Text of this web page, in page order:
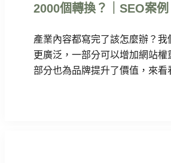
2000個轉換？｜SEO案
產業內容都寫完了該怎麼辦？我
更廣泛，一部分可以增加網站
部分也為品牌提升了價值，來看